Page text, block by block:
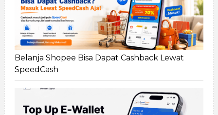
Belanja Shopee Bisa Dapat Cashback Lewat
SpeedCash